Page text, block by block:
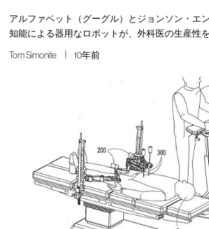
アルファベット（グーグル）とジョンソン・エ
知能による器用なロボットが、外科医の生産性
Tom Simonite 10年前